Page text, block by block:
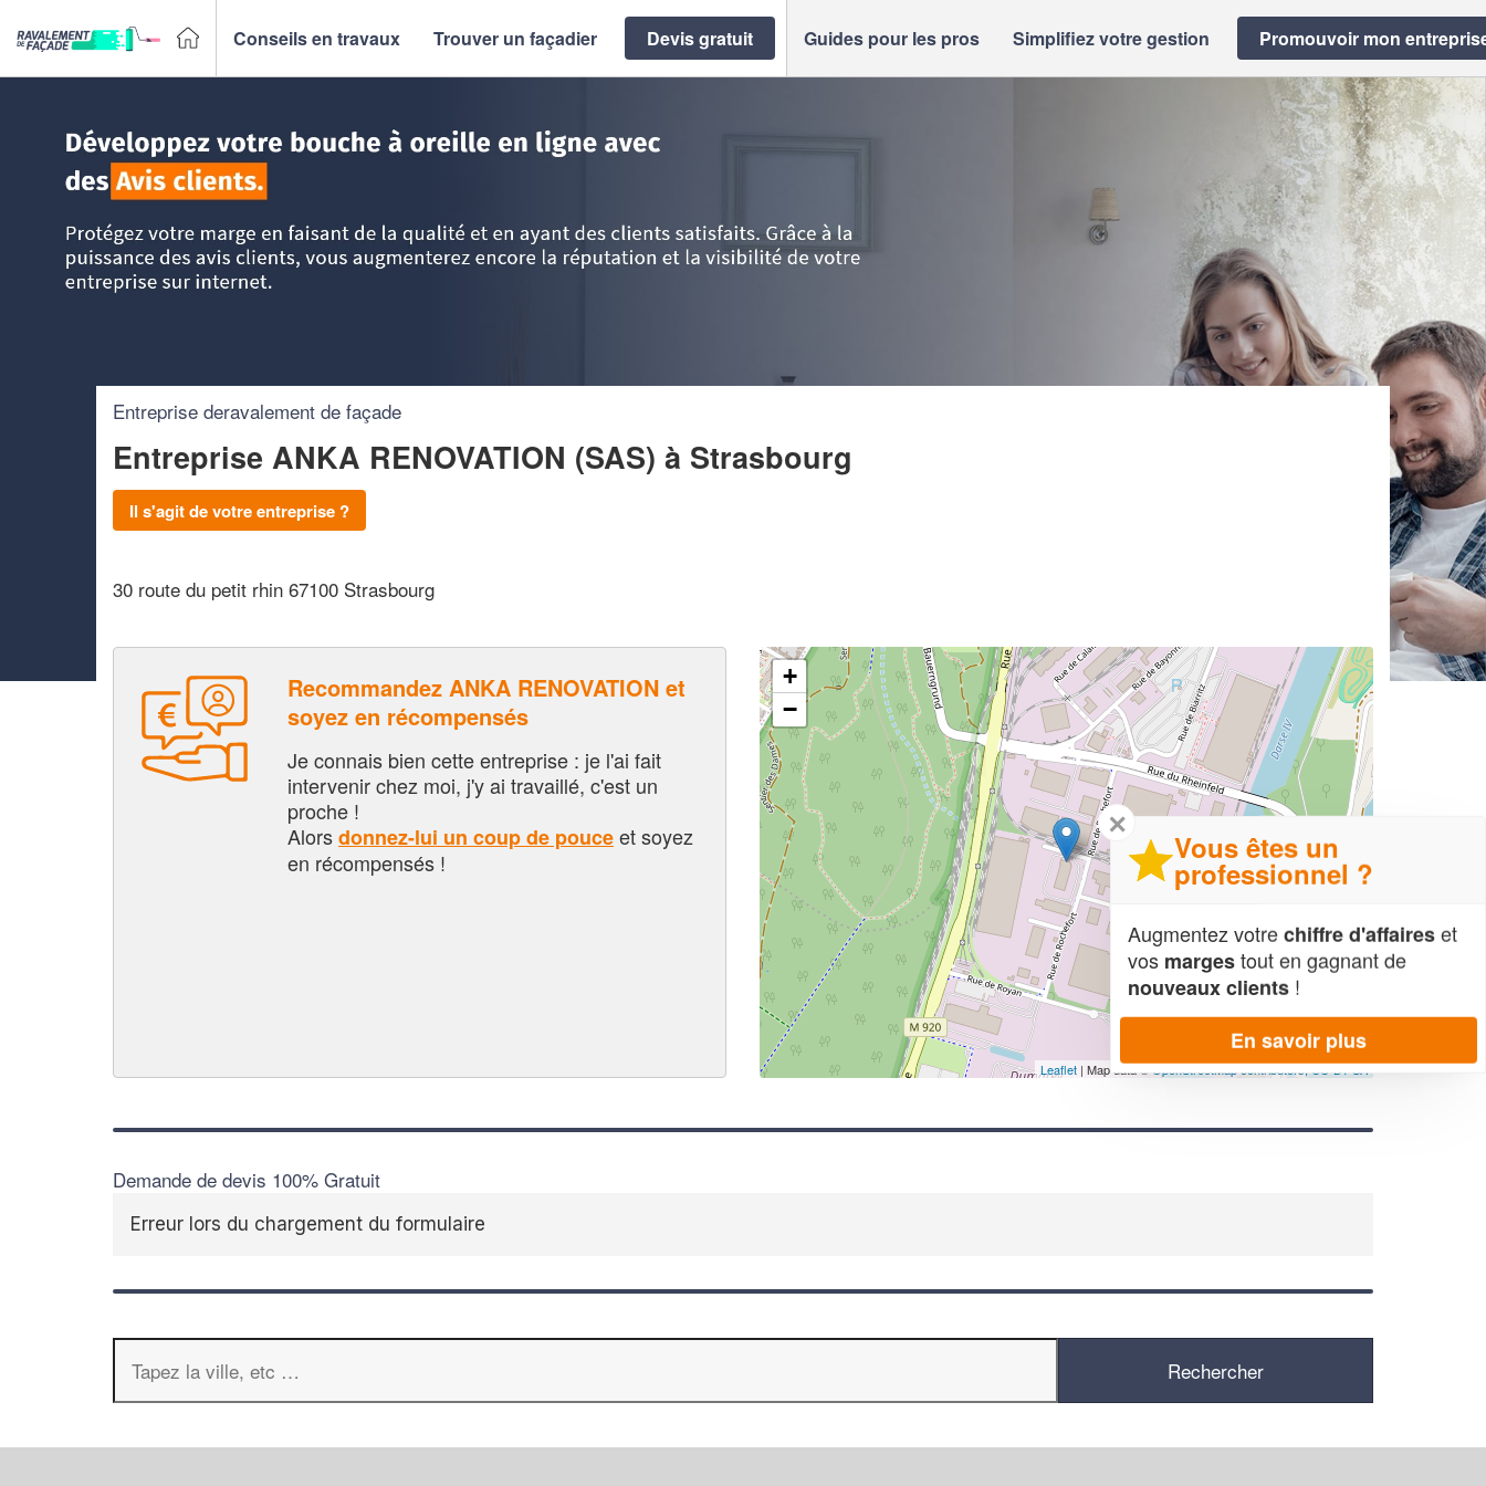
Conseils en travaux Trouver un façadier Devis gratuit Guides pour les pros Simplifiez votre gestion Promouvoir mon
Entreprise deravalement de façade
Entreprise ANKA RENOVATION (SAS) à Strasbourg
Il s'agit de votre entreprise ?
30 route du petit rhin 67100 Strasbourg
Recommandez ANKA RENOVATION et
soyez en récompensés
Je connais bien cette entreprise : je l'ai fait
intervenir chez moi, j'y ai travaillé, c'est un
proche !
Alorsdonnez-lui un coup de pouceet soyez
en récompensés !
+
−
Leaflet | Map data ©OpenStreetMap contributors,CC-BY-SA
Demande de devis 100% Gratuit
Erreur lors du chargement du formulaire
✕
Vous êtes un
professionnel ?
Augmentez votrechiffre d'affaireset
vos margestout en gagnant de
nouveaux clients !
En savoir plus